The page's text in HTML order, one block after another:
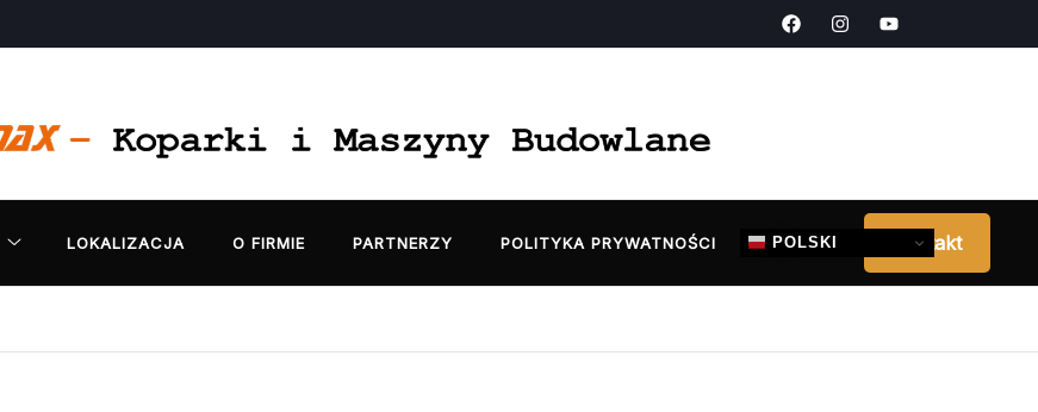
LOKALIZACJA O FIRMIE PARTNERZY POLITYKA PRYWATNOŚCI POLSKI Kontakt